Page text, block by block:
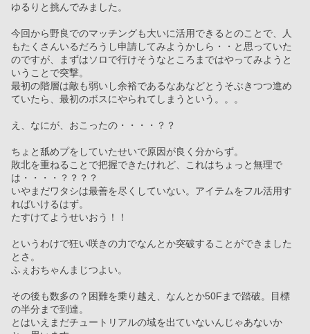
ゆるりと挑んでみました。
今回から野良でのマッチングも大いに活用できるとのことで、人
もたくさんいるだろうし申請してみようかしら・・と思っていた
のですが、まずはソロで行けそうなところまではやってみようと
いうことで突撃。
最初の階層は敵も弱いし余裕であるなあなどとうそぶきつつ進め
ていたら、最初のボスにやられてしまうという。。。
え、なにが、おこったの・・・・？？
ちょと舐めプをしていたせいで原因が良く分からず。
敗北を重ねることで把握できたけれど、これはちょっと無理で
は・・・・？？？？
いやまだワタシは最善を尽くしていない。アイテムをフル活用す
ればいけるはず。
たすけてようせいおう！！
というわけで狂い咲きの力でなんとか突破することができました
とさ。
ふぇおちゃんまじつよい。
その後も数多の？困難を乗り越え、なんとか50Fまで踏破。目標
の半分まで到達。
とはいえまだチュートリアルの域を出ていないんじゃあないか